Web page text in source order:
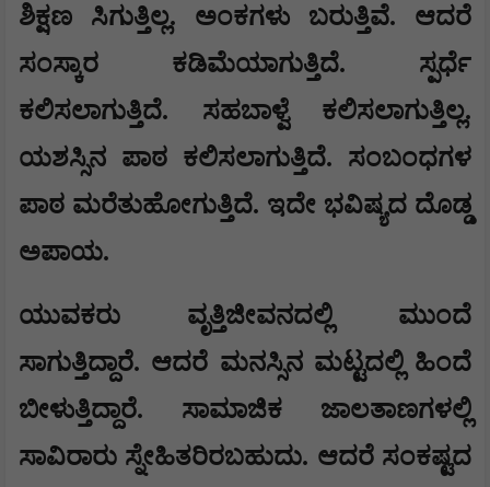
ಶಿಕ್ಷಣ ಸಿಗುತ್ತಿಲ್ಲ. ಅಂಕಗಳು ಬರುತ್ತಿವೆ. ಆದರೆ
ಸಂಸ್ಕಾರ ಕಡಿಮೆಯಾಗುತ್ತಿದೆ. ಸ್ಪರ್ಧೆ
ಕಲಿಸಲಾಗುತ್ತಿದೆ. ಸಹಬಾಳ್ವೆ ಕಲಿಸಲಾಗುತ್ತಿಲ್ಲ.
ಯಶಸ್ಸಿನ ಪಾಠ ಕಲಿಸಲಾಗುತ್ತಿದೆ. ಸಂಬಂಧಗಳ
ಪಾಠ ಮರೆತುಹೋಗುತ್ತಿದೆ. ಇದೇ ಭವಿಷ್ಯದ ದೊಡ್ಡ
ಅಪಾಯ.
ಯುವಕರು ವೃತ್ತಿಜೀವನದಲ್ಲಿ ಮುಂದೆ
ಸಾಗುತ್ತಿದ್ದಾರೆ. ಆದರೆ ಮನಸ್ಸಿನ ಮಟ್ಟದಲ್ಲಿ ಹಿಂದೆ
ಬೀಳುತ್ತಿದ್ದಾರೆ. ಸಾಮಾಜಿಕ ಜಾಲತಾಣಗಳಲ್ಲಿ
ಸಾವಿರಾರು ಸ್ನೇಹಿತರಿರಬಹುದು. ಆದರೆ ಸಂಕಷ್ಟದ